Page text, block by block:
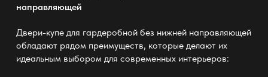
направляющей
Двери-купе для гардеробной без нижней направляющей
обладают рядом преимуществ, которые делают их
идеальным выбором для современных интерьеров: